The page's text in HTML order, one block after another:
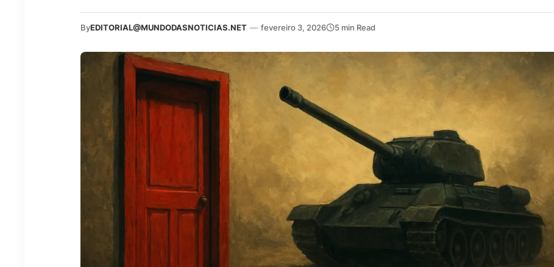
ByEDITORIAL@MUNDODASNOTICIAS.NET — fevereiro 3, 2026 5 min Read